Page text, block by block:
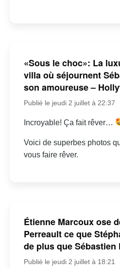
«Sous le choc»: La
villa où séjournent
son amoureuse –
Publié le jeudi 2 juillet à 22:37
Incroyable! Ça fait rêver…
Voici de superbes photos
vous faire rêver.
Étienne Marcoux ose
Perreault ce que
de plus que Sébastien
Publié le jeudi 2 juillet à 18:21